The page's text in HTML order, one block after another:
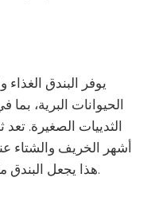
يوفر البندق
الحيوانات البرية،
الثدييات الصغيرة.
أشهر الخريف والشتاء
هذا يجعل البندق مكونًا أساسيًا لشبكة الغذاء في الغابة.